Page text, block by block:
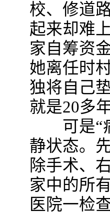
校、修道
起来却难
家自筹资
她离任时
独将自己
就是20多年
可是“病
静状态。
除手术、
家中的所
医院一检